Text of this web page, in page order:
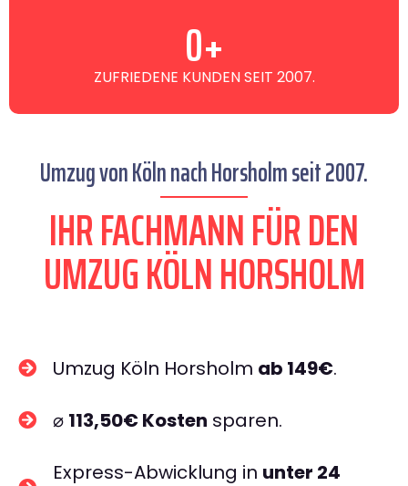
ZUFRIEDENE KUNDEN SEIT 2007.
0+
Umzug von Köln nach Horsholm seit 2007.
IHR FACHMANN FÜR DEN
UMZUG KÖLN HORSHOLM
Umzug Köln Horsholm ab 149€.
⌀ 113,50€ Kosten sparen.
Express-Abwicklung in unter 24